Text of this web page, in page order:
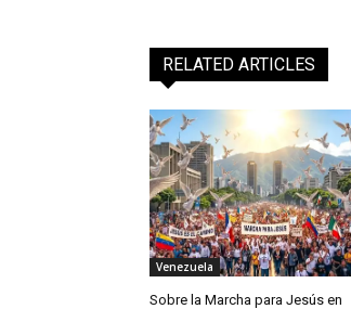
RELATED ARTICLES
Venezuela
Sobre la Marcha para Jesús en